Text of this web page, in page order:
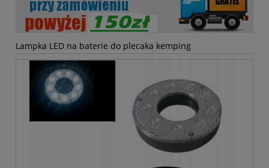
Lampka LED na baterie do plecaka kemping